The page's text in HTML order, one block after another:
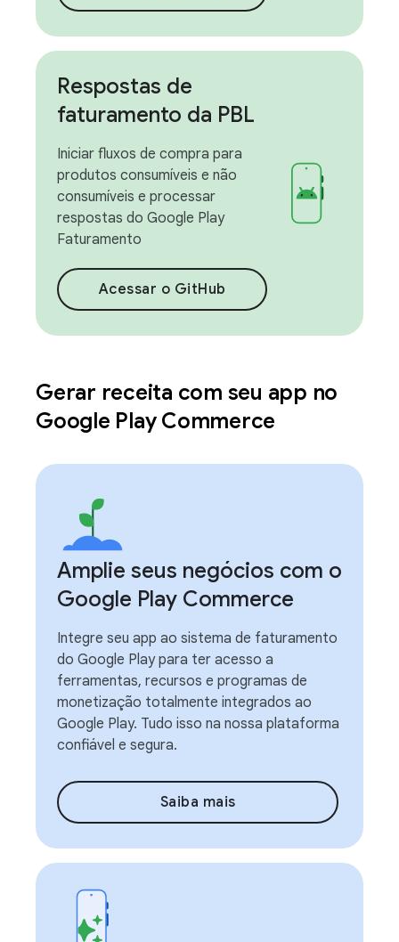
Respostas de
faturamento da PBL
Iniciar fluxos de compra para
produtos consumíveis e não
consumíveis e processar
respostas do Google Play
Faturamento
Acessar o GitHub
Gerar receita com seu app no
Google Play Commerce
Amplie seus negócios com o
Google Play Commerce
Integre seu app ao sistema de faturamento
do Google Play para ter acesso a
ferramentas, recursos e programas de
monetização totalmente integrados ao
Google Play. Tudo isso na nossa plataforma
confiável e segura.
Saiba mais